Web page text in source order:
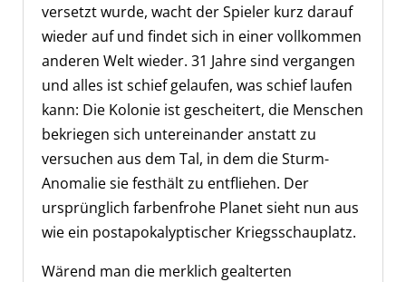
versetzt wurde, wacht der Spieler kurz darauf
wieder auf und findet sich in einer vollkommen
anderen Welt wieder. 31 Jahre sind vergangen
und alles ist schief gelaufen, was schief laufen
kann: Die Kolonie ist gescheitert, die Menschen
bekriegen sich untereinander anstatt zu
versuchen aus dem Tal, in dem die Sturm-
Anomalie sie festhält zu entfliehen. Der
ursprünglich farbenfrohe Planet sieht nun aus
wie ein postapokalyptischer Kriegsschauplatz.
Wärend man die merklich gealterten